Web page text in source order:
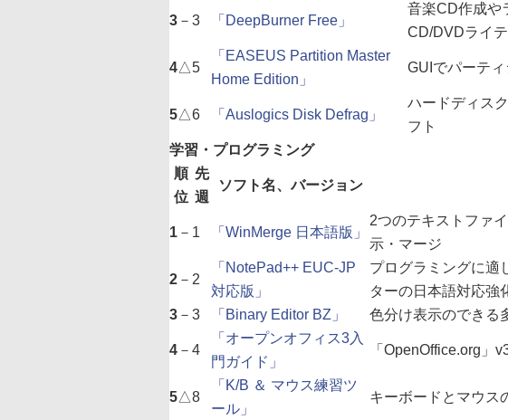
3 － 3 「DeepBurner Free」
音楽CD作成や
CD/DVDライ
4△5
「EASEUS Partition Master
Home Edition」
GUIでパーテ
5△6 「Auslogics Disk Defrag」
ハードディス
フト
学習・プログラミング
順
位
先
週
ソフト名、バージョン
1 － 1 「WinMerge 日本語版」
2つのテキストファ
示・マージ
2 － 2
「NotePad++ EUC-JP
対応版」
プログラミングに適
ターの日本語対応強
3 － 3 「Binary Editor BZ」 色分け表示のできる
4 － 4
「オープンオフィス3入
門ガイド」
「OpenOffice.org」
5△8
「K/B ＆ マウス練習ツ
ール」
キーボードとマウス